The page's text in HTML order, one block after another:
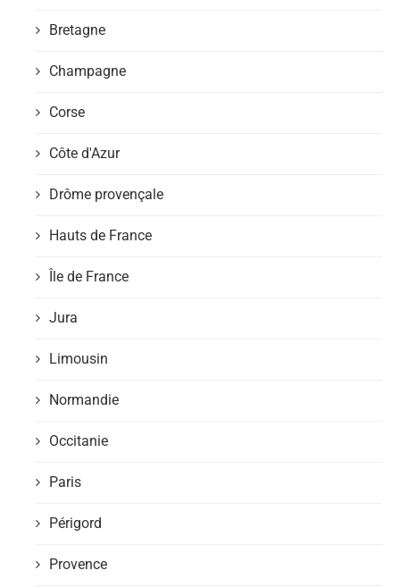
Bretagne
Champagne
Corse
Côte d'Azur
Drôme provençale
Hauts de France
Île de France
Jura
Limousin
Normandie
Occitanie
Paris
Périgord
Provence